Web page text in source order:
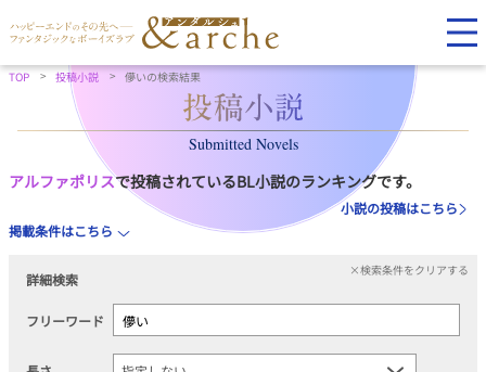
TOP 投稿小説 儚いの検索結果
Submitted Novels
アルファポリスで投稿されているBL小説のランキングです。
小説の投稿はこちら
掲載条件はこちら
詳細検索
×検索条件をクリアする
フリーワード